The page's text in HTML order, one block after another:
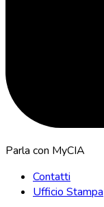
Parla con MyCIA
Contatti
Ufficio Stampa